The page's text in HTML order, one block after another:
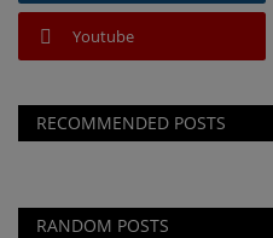
Youtube
RECOMMENDED POSTS
RANDOM POSTS